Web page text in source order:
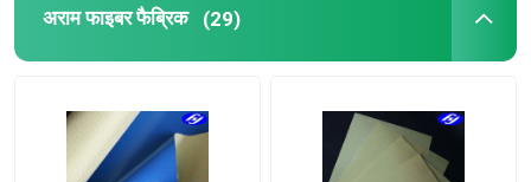
फैक्टरी यात्रा
अराम फाइबर फैब्रिक (29)